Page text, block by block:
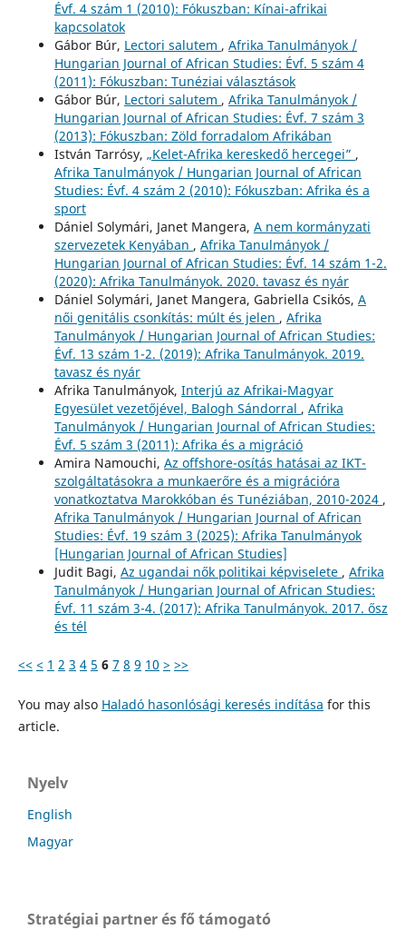
Évf. 4 szám 1 (2010): Fókuszban: Kínai-afrikai
kapcsolatok
Gábor Búr, Lectori salutem , Afrika Tanulmányok /
Hungarian Journal of African Studies: Évf. 5 szám 4
(2011): Fókuszban: Tunéziai választások
Gábor Búr, Lectori salutem , Afrika Tanulmányok /
Hungarian Journal of African Studies: Évf. 7 szám 3
(2013): Fókuszban: Zöld forradalom Afrikában
István Tarrósy, „Kelet-Afrika kereskedő hercegei” ,
Afrika Tanulmányok / Hungarian Journal of African
Studies: Évf. 4 szám 2 (2010): Fókuszban: Afrika és a
sport
Dániel Solymári, Janet Mangera, A nem kormányzati
szervezetek Kenyában , Afrika Tanulmányok /
Hungarian Journal of African Studies: Évf. 14 szám 1-2.
(2020): Afrika Tanulmányok. 2020. tavasz és nyár
Dániel Solymári, Janet Mangera, Gabriella Csikós, A
női genitális csonkítás: múlt és jelen , Afrika
Tanulmányok / Hungarian Journal of African Studies:
Évf. 13 szám 1-2. (2019): Afrika Tanulmányok. 2019.
tavasz és nyár
Afrika Tanulmányok, Interjú az Afrikai-Magyar
Egyesület vezetőjével, Balogh Sándorral , Afrika
Tanulmányok / Hungarian Journal of African Studies:
Évf. 5 szám 3 (2011): Afrika és a migráció
Amira Namouchi, Az offshore-osítás hatásai az IKT-
szolgáltatásokra a munkaerőre és a migrációra
vonatkoztatva Marokkóban és Tunéziában, 2010-2024 ,
Afrika Tanulmányok / Hungarian Journal of African
Studies: Évf. 19 szám 3 (2025): Afrika Tanulmányok
[Hungarian Journal of African Studies]
Judit Bagi, Az ugandai nők politikai képviselete , Afrika
Tanulmányok / Hungarian Journal of African Studies:
Évf. 11 szám 3-4. (2017): Afrika Tanulmányok. 2017. ősz
és tél
<< < 1 2 3 4 5 6 7 8 9 10 > >>
You may also Haladó hasonlósági keresés indítása for this
article.
Nyelv
English
Magyar
Stratégiai partner és fő támogató